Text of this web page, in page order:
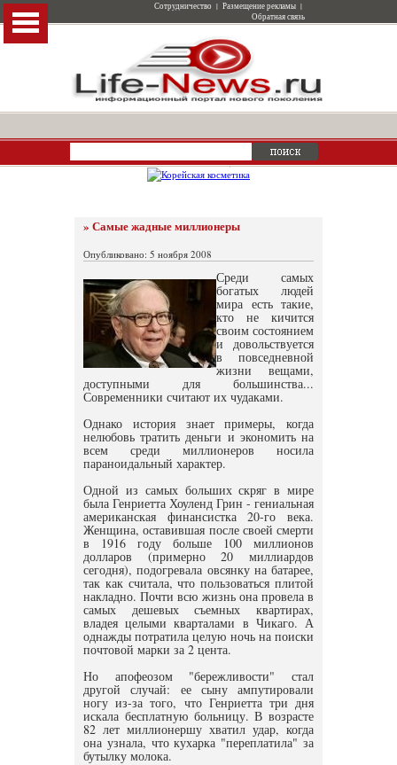
Сотрудничество | Размещение рекламы |
Обратная связь
» Самые жадные миллионеры
Опубликовано: 5 ноября 2008
Среди самых
богатых людей
мира есть такие,
кто не кичится
своим состоянием
и довольствуется
в повседневной
жизни вещами,
доступными для большинства...
Современники считают их чудаками.
Однако история знает примеры, когда
нелюбовь тратить деньги и экономить на
всем среди миллионеров носила
параноидальный характер.
Одной из самых больших скряг в мире
была Генриетта Хоуленд Грин - гениальная
американская финансистка 20-го века.
Женщина, оставившая после своей смерти
в 1916 году больше 100 миллионов
долларов (примерно 20 миллиардов
сегодня), подогревала овсянку на батарее,
так как считала, что пользоваться плитой
накладно. Почти всю жизнь она провела в
самых дешевых съемных квартирах,
владея целыми кварталами в Чикаго. А
однажды потратила целую ночь на поиски
почтовой марки за 2 цента.
Но апофеозом "бережливости" стал
другой случай: ее сыну ампутировали
ногу из-за того, что Генриетта три дня
искала бесплатную больницу. В возрасте
82 лет миллионершу хватил удар, когда
она узнала, что кухарка "переплатила" за
бутылку молока.